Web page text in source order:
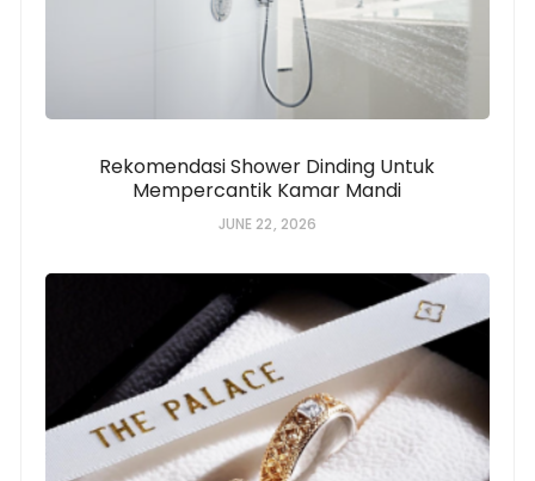
Rekomendasi Shower Dinding Untuk
Mempercantik Kamar Mandi
JUNE 22, 2026